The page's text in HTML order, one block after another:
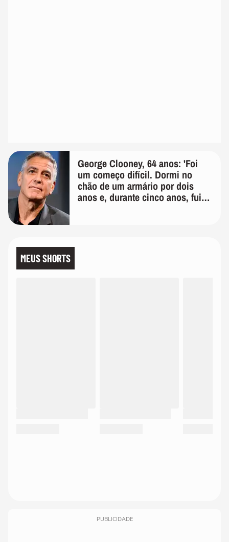
George Clooney, 64 anos: 'Foi
um começo difícil. Dormi no
chão de um armário por dois
anos e, durante cinco anos, fui
MEUS SHORTS
PUBLICIDADE